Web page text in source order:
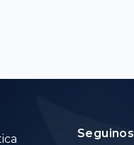
Seguinos